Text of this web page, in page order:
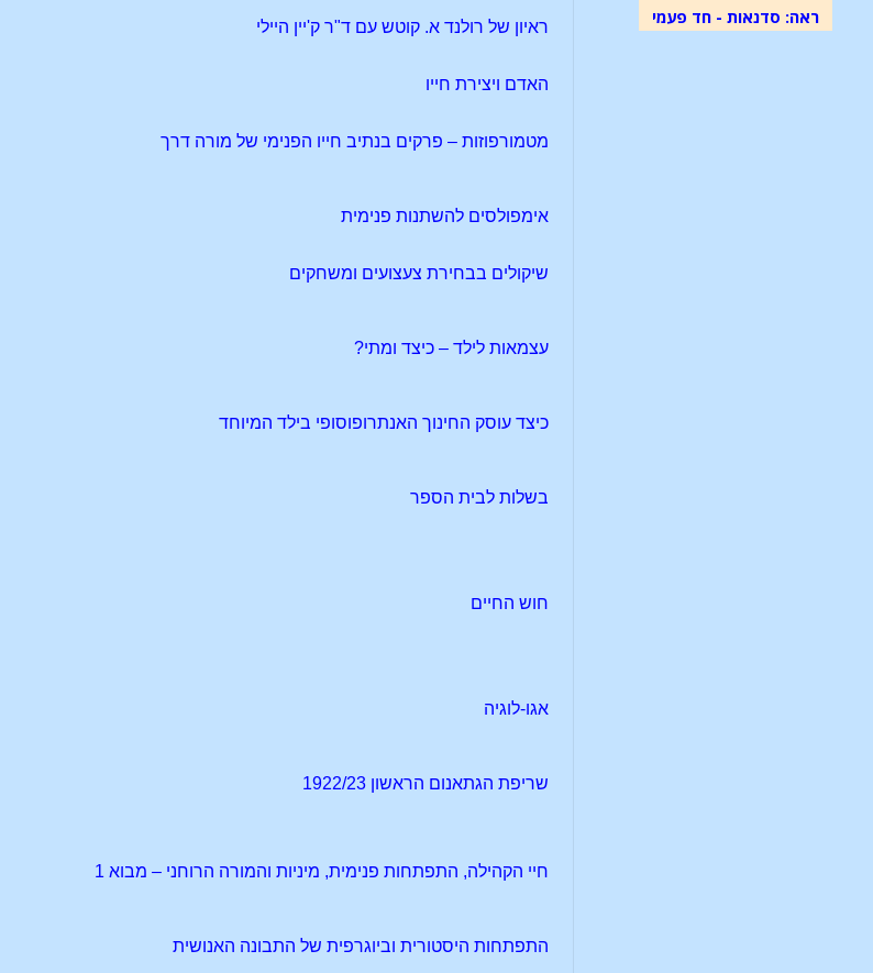
ראיון של רולנד א. קוטש עם ד"ר ק'יין היילי
האדם ויצירת חייו
מטמורפוזות – פרקים בנתיב חייו הפנימי של מורה דרך
אימפולסים להשתנות פנימית
שיקולים בבחירת צעצועים ומשחקים
עצמאות לילד – כיצד ומתי?
כיצד עוסק החינוך האנתרופוסופי בילד המיוחד
בשלות לבית הספר
חוש החיים
אגו-לוגיה
שריפת הגתאנום הראשון 1922/23
חיי הקהילה, התפתחות פנימית, מיניות והמורה הרוחני – מבוא 1
התפתחות היסטורית וביוגרפית של התבונה האנושית
ראה: סדנאות - חד פעמי